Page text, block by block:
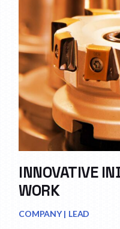
INNOVATIVE
WORK
COMPANY LEAD